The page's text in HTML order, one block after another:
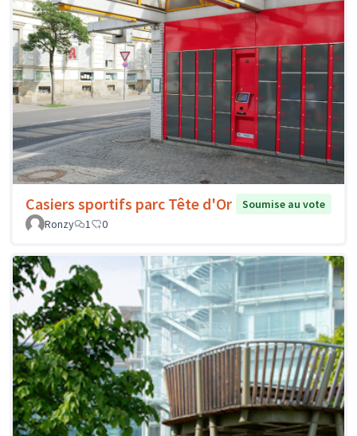
Casiers sportifs parc Tête d'Or
Soumise au vote
Ronzy
1 0